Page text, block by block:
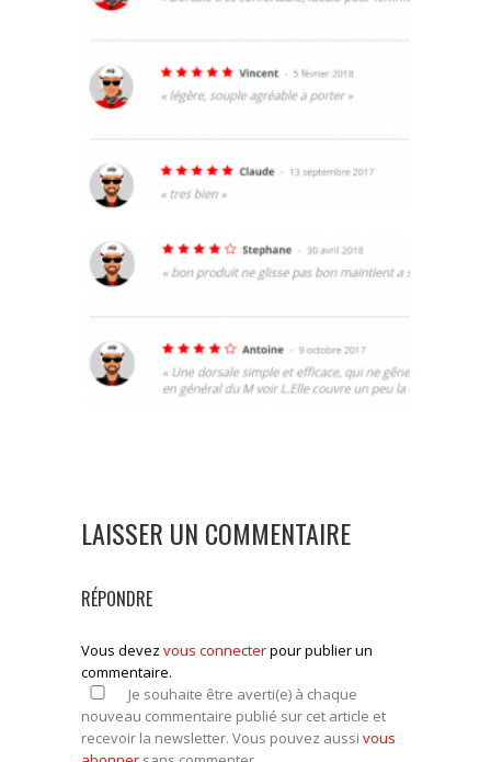
LAISSER UN COMMENTAIRE
RÉPONDRE
Vous devez vous connecterpour publier un
commentaire.
Je souhaite être averti(e) à chaque
nouveau commentaire publié sur cet article et
recevoir la newsletter. Vous pouvez aussi vous